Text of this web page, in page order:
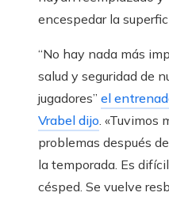
encespedar la
“No hay nada más
salud y seguridad de
jugadores” el
Vrabel dijo. «Tuvimos
problemas después
la temporada. Es
césped. Se vuelve